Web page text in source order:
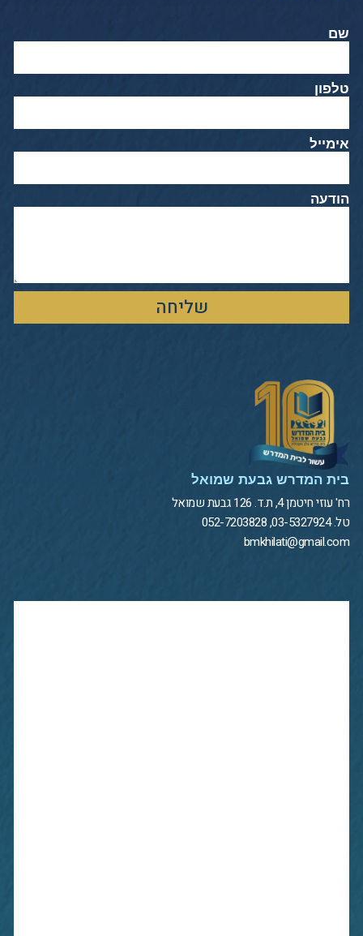
שם
טלפון
אימייל
הודעה
שליחה
בית המדרש גבעת שמואל
רח' עוזי חיטמן 4, ת.ד. 126 גבעת שמואל
טל. 03-5327924, 052-7203828
bmkhilati@gmail.com